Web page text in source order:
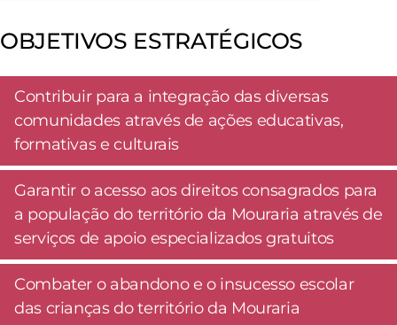
OBJETIVOS ESTRATÉGICOS
Contribuir para a integração das diversas
comunidades através de ações educativas,
formativas e culturais
Garantir o acesso aos direitos consagrados para
a população do território da Mouraria através de
serviços de apoio especializados gratuitos
Combater o abandono e o insucesso escolar
das crianças do território da Mouraria